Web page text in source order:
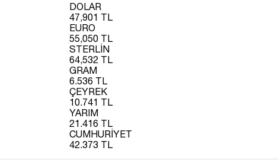
DOLAR
47,901 TL
EURO
55,050 TL
STERLİN
64,532 TL
GRAM
6.536 TL
ÇEYREK
10.741 TL
YARIM
21.416 TL
CUMHURİYET
42.373 TL